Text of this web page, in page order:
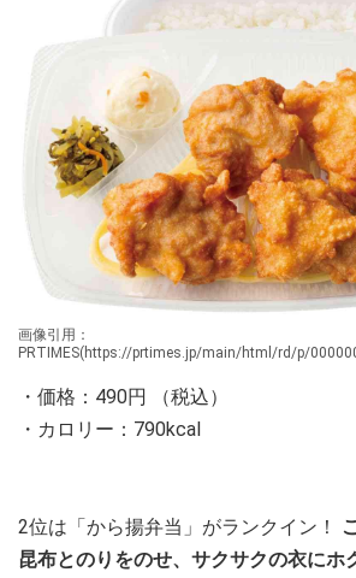
画像引用：
PRTIMES(https://prtimes.jp/main/html/rd/p/
・価格：490円 （税込）
・カロリー：790kcal
2位は「から揚弁当」がランクイン！
昆布とのりをのせ、サクサクの衣にホ